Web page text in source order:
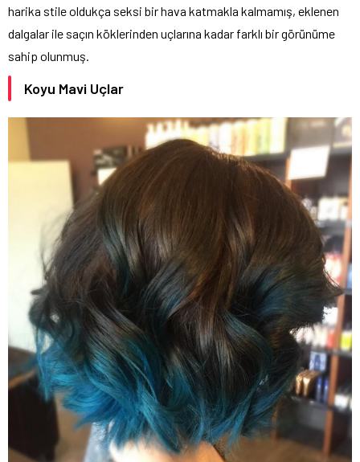
harika stile oldukça seksi bir hava katmakla kalmamış, eklenen
dalgalar ile saçın köklerinden uçlarına kadar farklı bir görünüme
sahip olunmuş.
Koyu Mavi Uçlar